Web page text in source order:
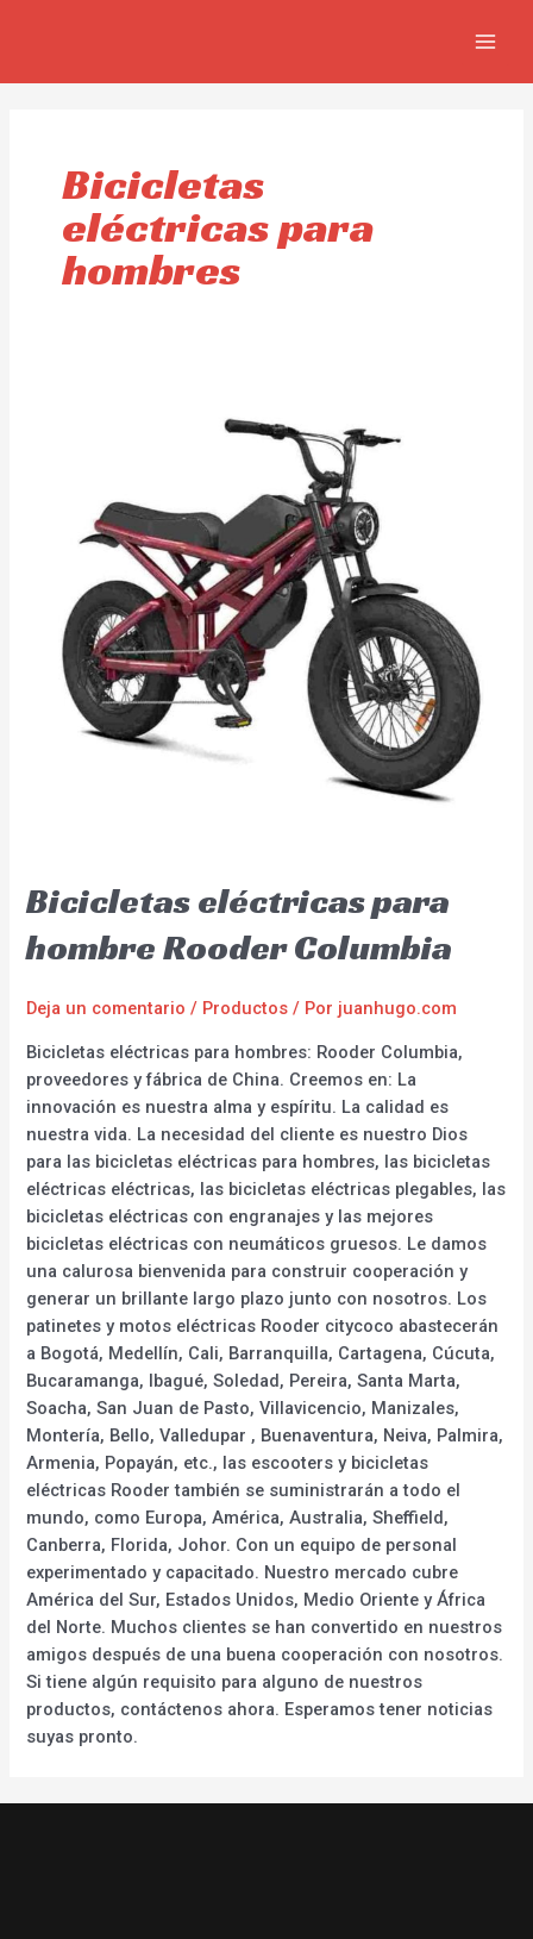
Bicicletas
eléctricas para
hombres
Bicicletas eléctricas para
hombre Rooder Columbia
Deja un comentario / Productos / Por juanhugo.com
Bicicletas eléctricas para hombres: Rooder Columbia,
proveedores y fábrica de China. Creemos en: La
innovación es nuestra alma y espíritu. La calidad es
nuestra vida. La necesidad del cliente es nuestro Dios
para las bicicletas eléctricas para hombres, las bicicletas
eléctricas eléctricas, las bicicletas eléctricas plegables, las
bicicletas eléctricas con engranajes y las mejores
bicicletas eléctricas con neumáticos gruesos. Le damos
una calurosa bienvenida para construir cooperación y
generar un brillante largo plazo junto con nosotros. Los
patinetes y motos eléctricas Rooder citycoco abastecerán
a Bogotá, Medellín, Cali, Barranquilla, Cartagena, Cúcuta,
Bucaramanga, Ibagué, Soledad, Pereira, Santa Marta,
Soacha, San Juan de Pasto, Villavicencio, Manizales,
Montería, Bello, Valledupar , Buenaventura, Neiva, Palmira,
Armenia, Popayán, etc., las escooters y bicicletas
eléctricas Rooder también se suministrarán a todo el
mundo, como Europa, América, Australia, Sheffield,
Canberra, Florida, Johor. Con un equipo de personal
experimentado y capacitado. Nuestro mercado cubre
América del Sur, Estados Unidos, Medio Oriente y África
del Norte. Muchos clientes se han convertido en nuestros
amigos después de una buena cooperación con nosotros.
Si tiene algún requisito para alguno de nuestros
productos, contáctenos ahora. Esperamos tener noticias
suyas pronto.